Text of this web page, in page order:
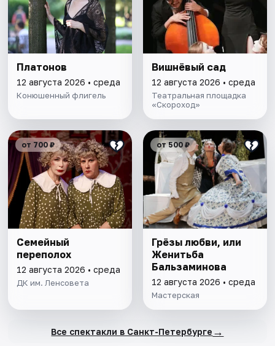
Платонов
12 августа 2026 • среда
Конюшенный флигель
Вишнёвый сад
12 августа 2026 • среда
Театральная площадка
«Скороход»
от 700 ₽
Семейный
переполох
12 августа 2026 • среда
ДК им. Ленсовета
от 500 ₽
Грёзы любви, или
Женитьба
Бальзаминова
12 августа 2026 • среда
Мастерская
Все спектакли в Санкт-Петербурге →